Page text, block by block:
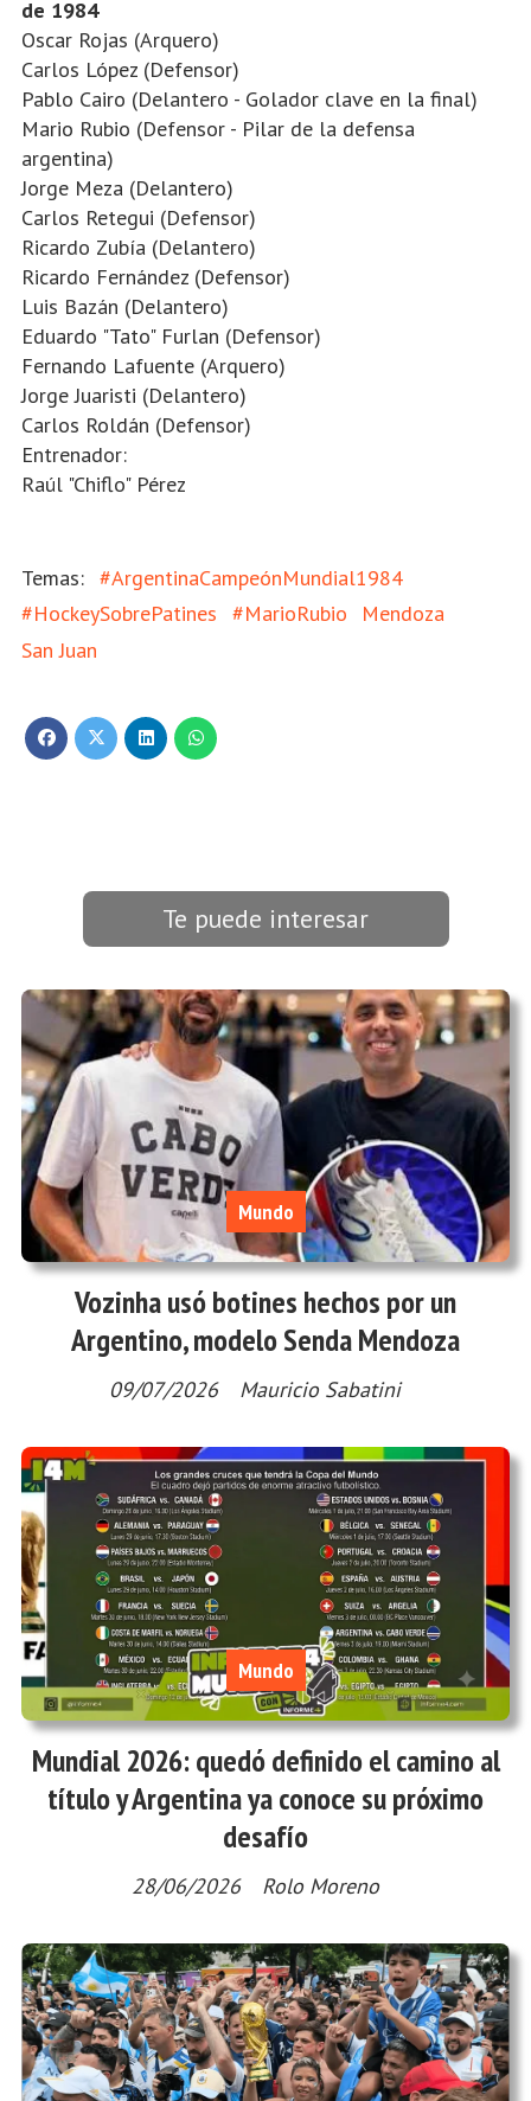
de 1984
Oscar Rojas (Arquero)
Carlos López (Defensor)
Pablo Cairo (Delantero - Golador clave en la final)
Mario Rubio (Defensor - Pilar de la defensa
argentina)
Jorge Meza (Delantero)
Carlos Retegui (Defensor)
Ricardo Zubía (Delantero)
Ricardo Fernández (Defensor)
Luis Bazán (Delantero)
Eduardo "Tato" Furlan (Defensor)
Fernando Lafuente (Arquero)
Jorge Juaristi (Delantero)
Carlos Roldán (Defensor)
Entrenador:
Raúl "Chiflo" Pérez
#ArgentinaCampeónMundial1984
#HockeySobrePatines
#MarioRubio
Mendoza
San Juan
Te puede interesar
Vozinha usó botines hechos por un
Argentino, modelo Senda Mendoza
Mauricio Sabatini
Mundo
09/07/2026
Mundial 2026: quedó definido el camino al
título y Argentina ya conoce su próximo
desafío
Rolo Moreno
Mundo
28/06/2026